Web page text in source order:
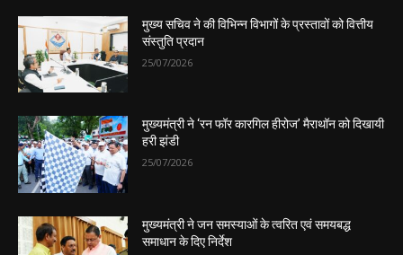
मुख्य सचिव ने की विभिन्न विभागों के प्रस्तावों को वित्तीय
संस्तुति प्रदान
25/07/2026
मुख्यमंत्री ने ‘रन फॉर कारगिल हीरोज’ मैराथॉन को दिखायी
हरी झंडी
25/07/2026
मुख्यमंत्री ने जन समस्याओं के त्वरित एवं समयबद्ध
समाधान के दिए निर्देश